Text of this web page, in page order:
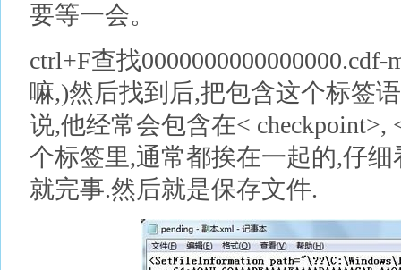
要等一会。
ctrl+F查找
嘛,)然后找到后,把包含这个标签
说,他经常会包含在< checkpoint>,
个标签里,通常都挨在一起的,仔
就完事.然后就是保存文件.